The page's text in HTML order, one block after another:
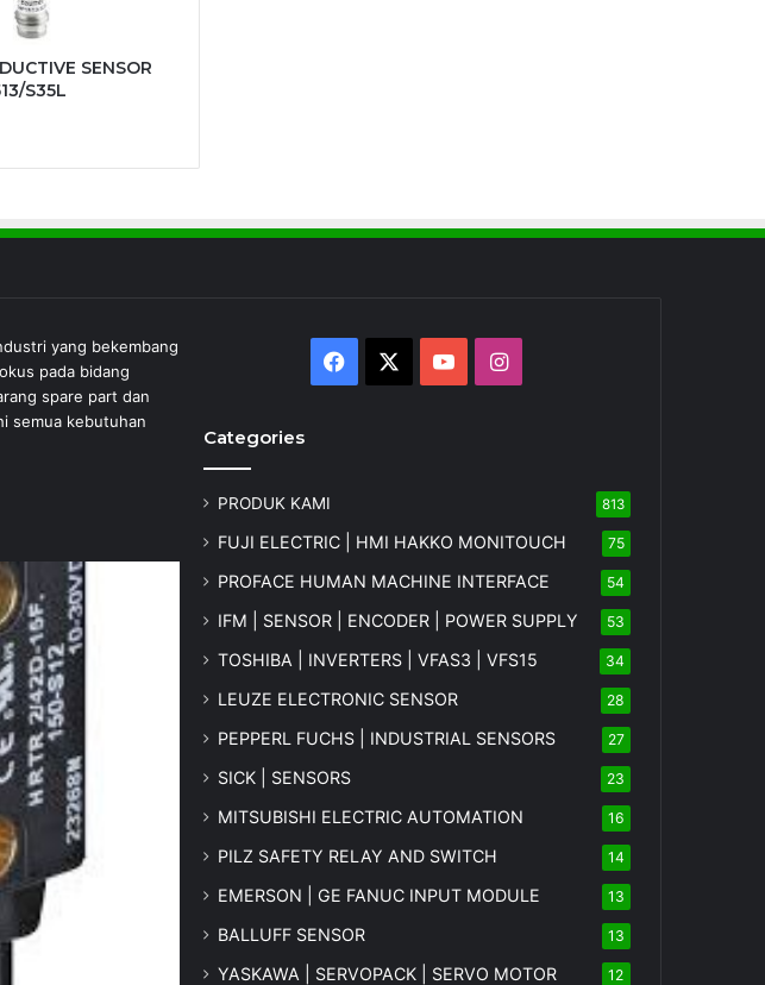
SENSOR
S35L
yang bekembang
pada bidang
spare part dan
semua kebutuhan
Facebook YouTubeInstagram
Categories
PRODUK KAMI 813
FUJI ELECTRIC | HMI HAKKO MONITOUCH 75
PROFACE HUMAN MACHINE INTERFACE 54
IFM | SENSOR | ENCODER | POWER SUPPLY 53
TOSHIBA | INVERTERS | VFAS3 | VFS15 34
LEUZE ELECTRONIC SENSOR 28
PEPPERL FUCHS | INDUSTRIAL SENSORS 27
SICK | SENSORS 23
MITSUBISHI ELECTRIC AUTOMATION 16
PILZ SAFETY RELAY AND SWITCH 14
EMERSON | GE FANUC INPUT MODULE 13
BALLUFF SENSOR 13
YASKAWA | SERVOPACK | SERVO MOTOR 12